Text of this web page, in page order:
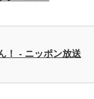
！ - ニッポン放送